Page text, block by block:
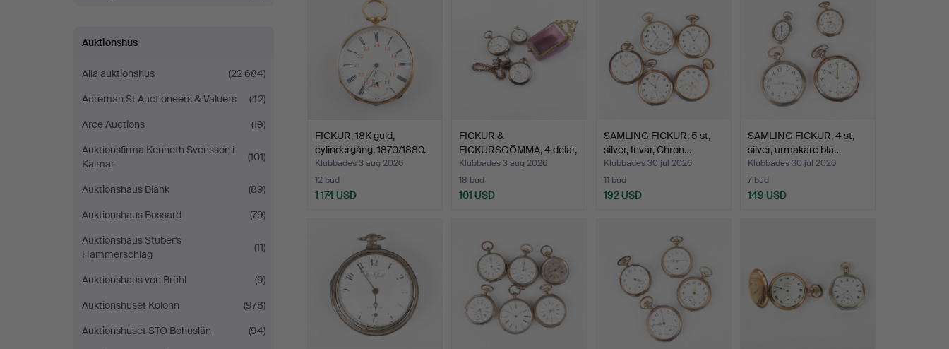
Auktionshus
Alla auktionshus
(22 684)
Acreman St Auctioneers & Valuers
(42)
Arce Auctions
(19)
Auktionsfirma Kenneth Svensson i
Kalmar
(101)
Auktionshaus Blank
(89)
Auktionshaus Bossard
(79)
Auktionshaus Stuber's
Hammerschlag
(11)
Auktionshaus von Brühl
(9)
Auktionshuset Kolonn
(978)
Auktionshuset STO Bohuslän
(94)
FICKUR, 18K guld,
cylindergång, 1870/1880.
Klubbades 3 aug 2026
12 bud
1 174 USD
FICKUR &
FICKURSGÖMMA, 4 delar,
bl a Longi…
Klubbades 3 aug 2026
18 bud
101 USD
SAMLING FICKUR, 5 st,
silver, Invar, Chron…
Klubbades 30 jul 2026
11 bud
192 USD
SAMLING FICKUR, 4 st,
silver, urmakare bla…
Klubbades 30 jul 2026
7 bud
149 USD